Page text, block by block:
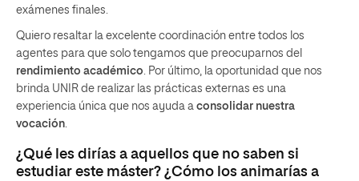
exámenes finales.
Quiero resaltar la excelente coordinación entre todos los
agentes para que solo tengamos que preocuparnos del
rendimiento académico. Por último, la oportunidad que nos
brinda UNIR de realizar las prácticas externas es una
experiencia única que nos ayuda a consolidar nuestra
vocación.
¿Qué les dirías a aquellos que no saben si
estudiar este máster? ¿Cómo los animarías a